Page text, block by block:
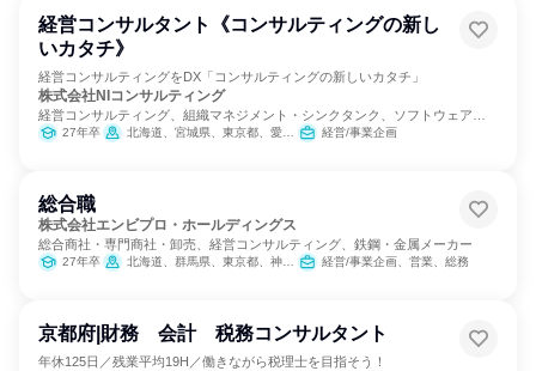
経営コンサルタント《コンサルティングの新し
いカタチ》
経営コンサルティングをDX「コンサルティングの新しいカタチ」
株式会社NIコンサルティング
経営コンサルティング、組織マネジメント・シンクタンク、ソフトウェア開
発
27年卒 北海道、宮城県、東京都、愛知県、大阪府、広島県、福岡県 経営/事業企画
総合職
株式会社エンビプロ・ホールディングス
総合商社・専門商社・卸売、経営コンサルティング、鉄鋼・金属メーカー
27年卒 北海道、群馬県、東京都、神奈川県、長野県、静岡県 経営/事業企画、営業、総務
京都府|財務 会計 税務コンサルタント
年休125日／残業平均19H／働きながら税理士を目指そう！